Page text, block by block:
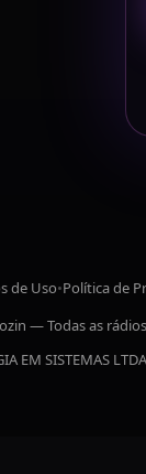
de Uso•Política de
— Todas as
EM SISTEMAS